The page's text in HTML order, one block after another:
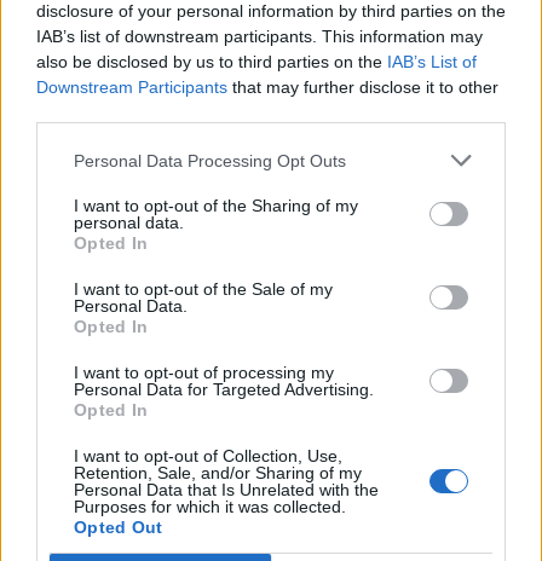
disclosure of your personal information by third parties on the
IAB’s list of downstream participants. This information may
also be disclosed by us to third parties on the IAB’s List of
Downstream Participants that may further disclose it to other
Personal Data Processing Opt Outs
I want to opt-out of the Sharing of my
personal data.
Opted In
I want to opt-out of the Sale of my
Personal Data.
Opted In
I want to opt-out of processing my
Personal Data for Targeted Advertising.
Opted In
I want to opt-out of Collection, Use,
Retention, Sale, and/or Sharing of my
Personal Data that Is Unrelated with the
Purposes for which it was collected.
Opted Out
Pest megye
Fából épül Budakeszi új óvodája
HIRDETÉS
HIRDETÉS
HIRDETÉS
LEGOLVASOTTABB
vízgyűjtőjére